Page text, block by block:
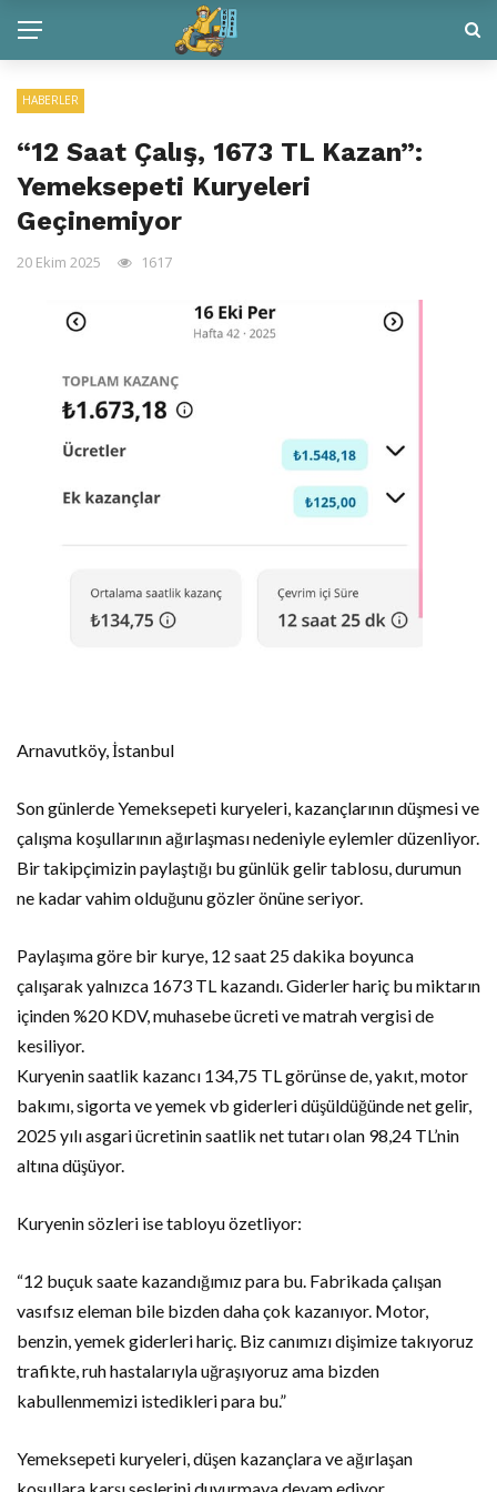
HABERLER
“12 Saat Çalış, 1673 TL Kazan”:
Yemeksepeti Kuryeleri
Geçinemiyor
20 Ekim 2025 1617
Arnavutköy, İstanbul
Son günlerde Yemeksepeti kuryeleri, kazançlarının düşmesi ve
çalışma koşullarının ağırlaşması nedeniyle eylemler düzenliyor.
Bir takipçimizin paylaştığı bu günlük gelir tablosu, durumun
ne kadar vahim olduğunu gözler önüne seriyor.
Paylaşıma göre bir kurye, 12 saat 25 dakika boyunca
çalışarak yalnızca 1673 TL kazandı. Giderler hariç bu miktarın
içinden %20 KDV, muhasebe ücreti ve matrah vergisi de
kesiliyor.
Kuryenin saatlik kazancı 134,75 TL görünse de, yakıt, motor
bakımı, sigorta ve yemek vb giderleri düşüldüğünde net gelir,
2025 yılı asgari ücretinin saatlik net tutarı olan 98,24 TL’nin
altına düşüyor.
Kuryenin sözleri ise tabloyu özetliyor:
“12 buçuk saate kazandığımız para bu. Fabrikada çalışan
vasıfsız eleman bile bizden daha çok kazanıyor. Motor,
benzin, yemek giderleri hariç. Biz canımızı dişimize takıyoruz
trafikte, ruh hastalarıyla uğraşıyoruz ama bizden
kabullenmemizi istedikleri para bu.”
Yemeksepeti kuryeleri, düşen kazançlara ve ağırlaşan